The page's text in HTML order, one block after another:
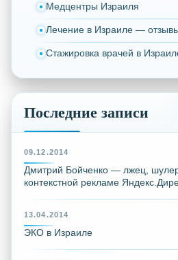
Медцентры Израиля
Лечение в Израиле —
Стажировка врачей в
Последние записи
09.12.2014
Дмитрий Бойченко — лжец,
контекстной рекламе
13.04.2014
ЭКО в Израиле